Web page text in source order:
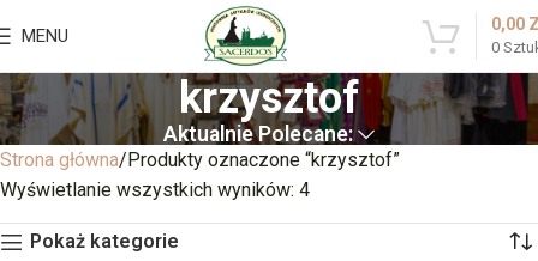
MENU
0
0,00
krzysztof
Aktualnie Polecane:
Strona główna Produkty oznaczone “krzysztof”
Wyświetlanie wszystkich wyników: 4
Pokaż kategorie